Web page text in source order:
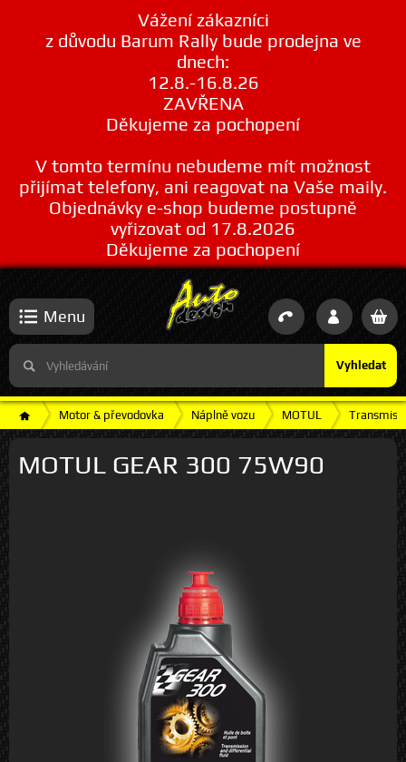
Vážení zákazníci
z důvodu Barum Rally bude prodejna ve
dnech:
12.8.-16.8.26
ZAVŘENA
Děkujeme za pochopení
V tomto termínu nebudeme mít možnost
přijímat telefony, ani reagovat na Vaše maily.
Objednávky e-shop budeme postupně
vyřizovat od 17.8.2026
Děkujeme za pochopení
Vyhledat
Menu
Motor & převodovka Náplně vozu MOTUL
MOTUL GEAR 300 75W90